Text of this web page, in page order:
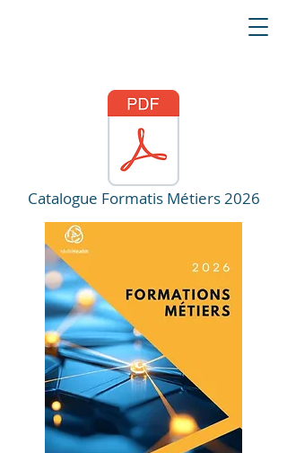
Catalogue Formatis Métiers 2026